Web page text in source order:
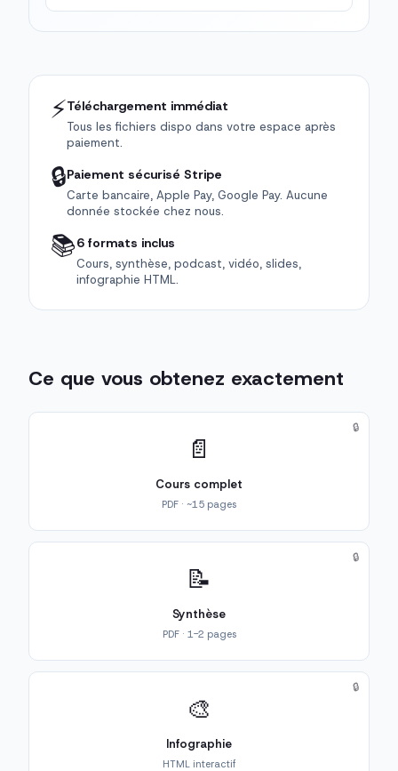
⚡Téléchargement immédiat
Tous les fichiers dispo dans votre espace après
paiement.
🔒Paiement sécurisé Stripe
Carte bancaire, Apple Pay, Google Pay. Aucune
donnée stockée chez nous.
📚6 formats inclus
Cours, synthèse, podcast, vidéo, slides,
infographie HTML.
Ce que vous obtenez exactement
📄
Cours complet
PDF · ~15 pages
🔒
📝
Synthèse
PDF · 1-2 pages
🔒
🎨
Infographie
HTML interactif
🔒